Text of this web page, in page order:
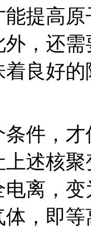
能提高
，还
良好
，才
述核
离，
，即